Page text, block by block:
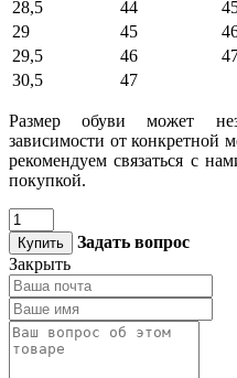
28,5
44
29
45
29,5
46
30,5
47
Размер обуви может
зависимости от конкретной
рекомендуем связаться с
покупкой.
Купить
Задать вопрос
Закрыть